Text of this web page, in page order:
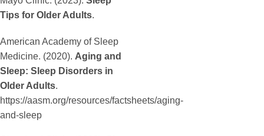
Tips for Older Adults.
American Academy of Sleep
Medicine. (2020). Aging and
Sleep: Sleep Disorders in
Older Adults.
https://aasm.org/resources/factsheets/aging-
and-sleep